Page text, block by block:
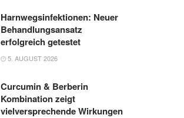
Harnwegsinfektionen: Neuer
Behandlungsansatz
erfolgreich getestet
5. AUGUST 2026
Curcumin & Berberin
Kombination zeigt
vielversprechende Wirkungen